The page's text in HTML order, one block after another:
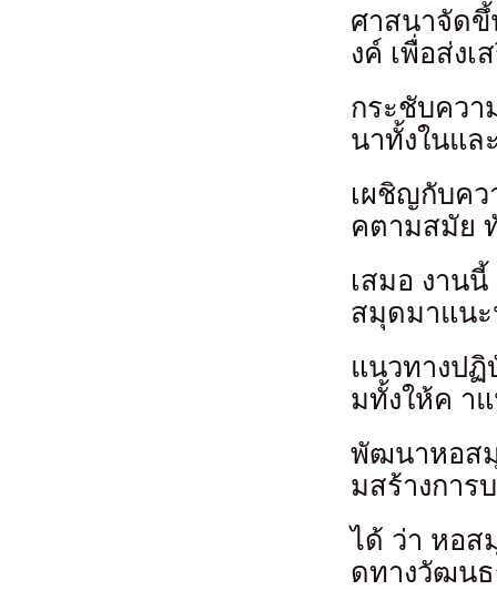
ศาสนาจัดขึ้
งค์ เพื่อส่ง
กระชับควา
นาทั้งในแล
เผชิญกับคว
คตามสมัย
เสมอ งาน
สมุดมาแน
แนวทางป
มทั้งให้ค า
พัฒนาหอส
มสร้างการ
ได้ ว่า หอส
ดทางวัฒน